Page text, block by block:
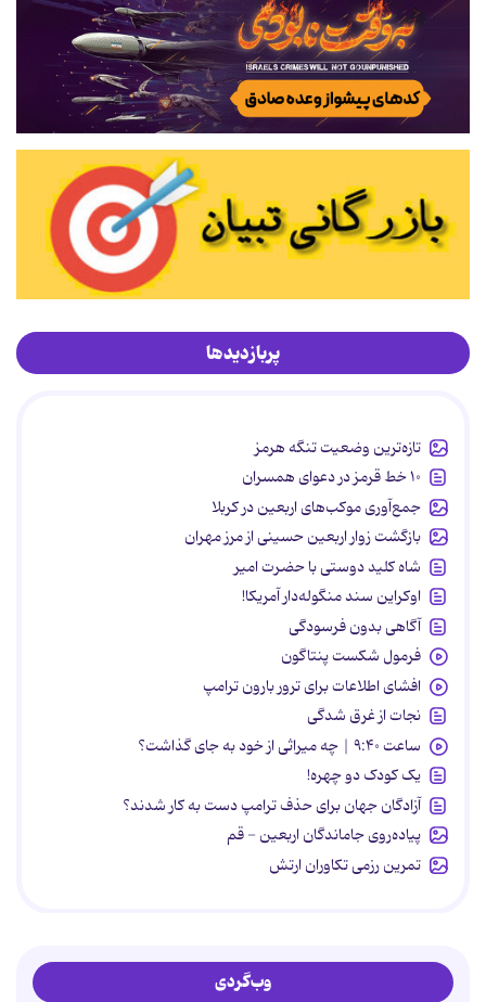
پربازدیدها
تازه‌ترین وضعیت تنگه هرمز
۱۰ خط قرمز در دعوای همسران
جمع‌آوری موکب‌های اربعین در کربلا
بازگشت زوار اربعین حسینی از مرز مهران
شاه کلید دوستی با حضرت امیر
اوکراین سند منگوله‌دار آمریکا!
آگاهی بدون فرسودگی
فرمول شکست پنتاگون
افشای اطلاعات برای ترور بارون ترامپ
نجات از غرق شدگی
ساعت ۹:۴۰ | چه میراثی از خود به جای گذاشت؟
یک کودک دو چهره!
آزادگان جهان برای حذف ترامپ دست به کار شدند؟
پیاده‌روی جاماندگان اربعین - قم
تمرین رزمی تکاوران ارتش
وب‌گردی